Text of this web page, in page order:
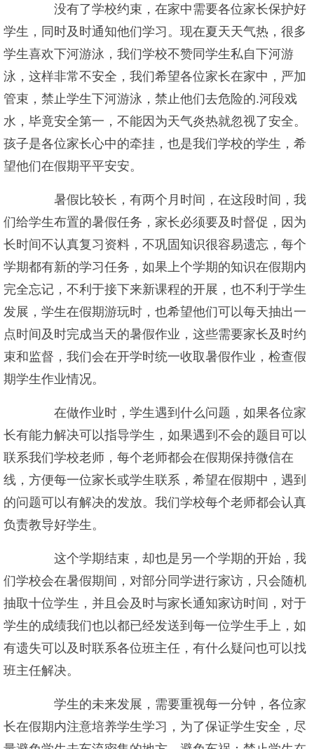
没有了学校约束，在家中需要各位家长保护好
学生，同时及时通知他们学习。现在夏天天气热，很多
学生喜欢下河游泳，我们学校不赞同学生私自下河游
泳，这样非常不安全，我们希望各位家长在家中，严加
管束，禁止学生下河游泳，禁止他们去危险的.河段戏
水，毕竟安全第一，不能因为天气炎热就忽视了安全。
孩子是各位家长心中的牵挂，也是我们学校的学生，希
望他们在假期平平安安。
暑假比较长，有两个月时间，在这段时间，我
们给学生布置的暑假任务，家长必须要及时督促，因为
长时间不认真复习资料，不巩固知识很容易遗忘，每个
学期都有新的学习任务，如果上个学期的知识在假期内
完全忘记，不利于接下来新课程的开展，也不利于学生
发展，学生在假期游玩时，也希望他们可以每天抽出一
点时间及时完成当天的暑假作业，这些需要家长及时约
束和监督，我们会在开学时统一收取暑假作业，检查假
期学生作业情况。
在做作业时，学生遇到什么问题，如果各位家
长有能力解决可以指导学生，如果遇到不会的题目可以
联系我们学校老师，每个老师都会在假期保持微信在
线，方便每一位家长或学生联系，希望在假期中，遇到
的问题可以有解决的发放。我们学校每个老师都会认真
负责教导好学生。
这个学期结束，却也是另一个学期的开始，我
们学校会在暑假期间，对部分同学进行家访，只会随机
抽取十位学生，并且会及时与家长通知家访时间，对于
学生的成绩我们也以都已经发送到每一位学生手上，如
有遗失可以及时联系各位班主任，有什么疑问也可以找
班主任解决。
学生的未来发展，需要重视每一分钟，各位家
长在假期内注意培养学生学习，为了保证学生安全，尽